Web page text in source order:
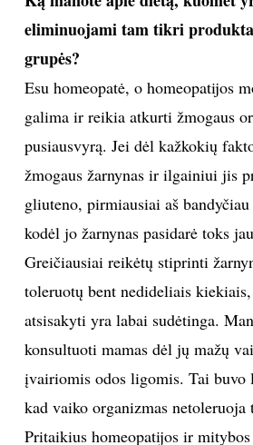
labai dideliais kiekiais,
saulėgrąžų suvalgydavo vienu
tai „nekaltu“ užkandžiu. Tai
yra labai kaloringas, tad nereikėtų
piknaudžiaudamas galiausiai
Pastaraisiais metais
dieta, cukraus, pieno produktų,
Ką manote apie dietą, kuomet
eliminuojami tam tikri
grupės?
Esu homeopatė, o homeopatijos
galima ir reikia atkurti žmogaus
pusiausvyrą. Jei dėl kažkokių
žmogaus žarnynas ir ilgainiui jis